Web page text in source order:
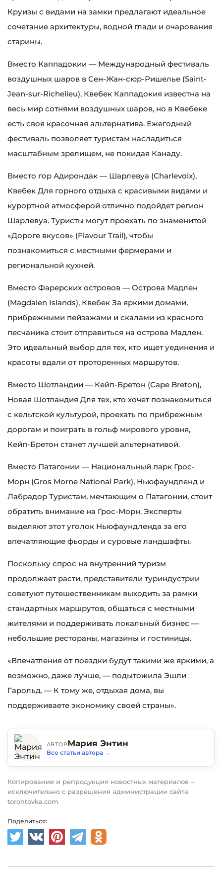
Круизы с видами на замки предлагают идеальное
сочетание архитектуры, водной глади и очарования
старины.
Вместо Каппадокии — Международный фестиваль
воздушных шаров в Сен-Жан-сюр-Ришелье (Saint-
Jean-sur-Richelieu), Квебек Каппадокия известна на
весь мир сотнями воздушных шаров, но в Квебеке
есть своя красочная альтернатива. Ежегодный
фестиваль позволяет туристам насладиться
масштабным зрелищем, не покидая Канаду.
Вместо гор Адирондак — Шарлевуа (Charlevoix),
Квебек Для горного отдыха с красивыми видами и
курортной атмосферой отлично подойдет регион
Шарлевуа. Туристы могут проехать по знаменитой
«Дороге вкусов» (Flavour Trail), чтобы
познакомиться с местными фермерами и
региональной кухней.
Вместо Фарерских островов — Острова Мадлен
(Magdalen Islands), Квебек За яркими домами,
прибрежными пейзажами и скалами из красного
песчаника стоит отправиться на острова Мадлен.
Это идеальный выбор для тех, кто ищет уединения и
красоты вдали от проторенных маршрутов.
Вместо Шотландии — Кейп-Бретон (Cape Breton),
Новая Шотландия Для тех, кто хочет познакомиться
с кельтской культурой, проехать по прибрежным
дорогам и поиграть в гольф мирового уровня,
Кейп-Бретон станет лучшей альтернативой.
Вместо Патагонии — Национальный парк Грос-
Морн (Gros Morne National Park), Ньюфаундленд и
Лабрадор Туристам, мечтающим о Патагонии, стоит
обратить внимание на Грос-Морн. Эксперты
выделяют этот уголок Ньюфаундленда за его
впечатляющие фьорды и суровые ландшафты.
Поскольку спрос на внутренний туризм
продолжает расти, представители туриндустрии
советуют путешественникам выходить за рамки
стандартных маршрутов, общаться с местными
жителями и поддерживать локальный бизнес —
небольшие рестораны, магазины и гостиницы.
«Впечатления от поездки будут такими же яркими, а
возможно, даже лучше, — подытожила Эшли
Гарольд. — К тому же, отдыхая дома, вы
поддерживаете экономику своей страны».
АВТОРМария Энтин
Все статьи автора →
Копирование и репродукция новостных материалов –
исключительно с разрешения администрации сайта
torontovka.com
Поделиться: